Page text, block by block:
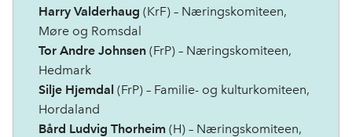
Harry Valderhaug (KrF) – Næringskomiteen,
Møre og Romsdal
Tor Andre Johnsen (FrP) – Næringskomiteen,
Hedmark
Silje Hjemdal (FrP) – Familie- og kulturkomiteen,
Hordaland
Bård Ludvig Thorheim (H) – Næringskomiteen,